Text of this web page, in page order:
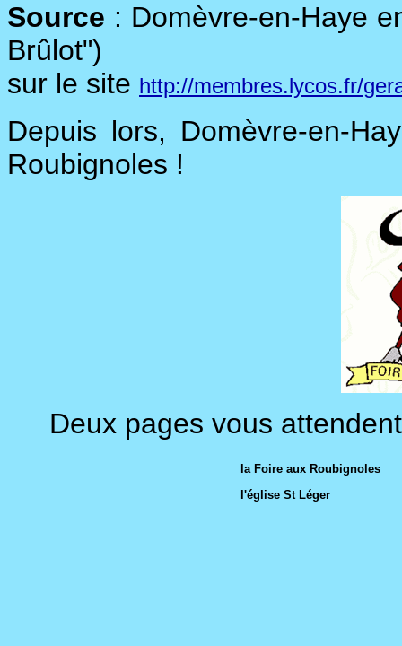
Source : Domèvre-en-Haye
Brûlot")
sur le site http://membres.lycos.fr/
Depuis lors, Domèvre-en-
Roubignoles !
Deux pages vous
la Foire aux Roubignoles
l'église St Léger